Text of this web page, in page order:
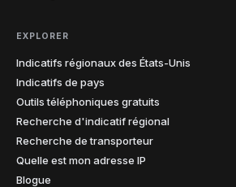
EXPLORER
Indicatifs régionaux des États-Unis
Indicatifs de pays
Outils téléphoniques gratuits
Recherche d'indicatif régional
Recherche de transporteur
Quelle est mon adresse IP
Blogue